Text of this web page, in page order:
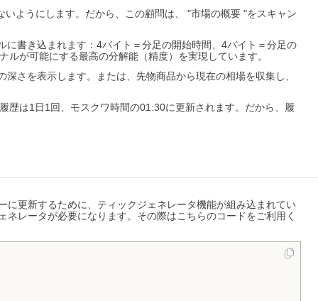
ようにします。だから、この顧問は、 "市場の概要 "をスキャン
書き込まれます：4バイト＝分足の開始時間、4バイト＝分足の
が可能にする最高の分解能（精度）を実現しています。
さを表示します。または、先物商品から現在の相場を収集し、
は1日1回、モスクワ時間の01:30に更新されます。だから、履
更新するために、ティックジェネレータ機能が組み込まれてい
レータが必要になります。その際はこちらのコードをご利用く